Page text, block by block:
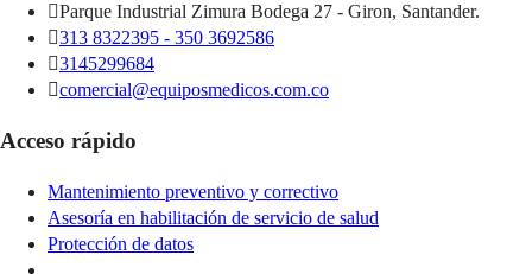
Parque Industrial Zimura Bodega 27 - Giron, Santander.
313 8322395 - 350 3692586
3145299684
comercial@equiposmedicos.com.co
Acceso rápido
Mantenimiento preventivo y correctivo
Asesoría en habilitación de servicio de salud
Protección de datos